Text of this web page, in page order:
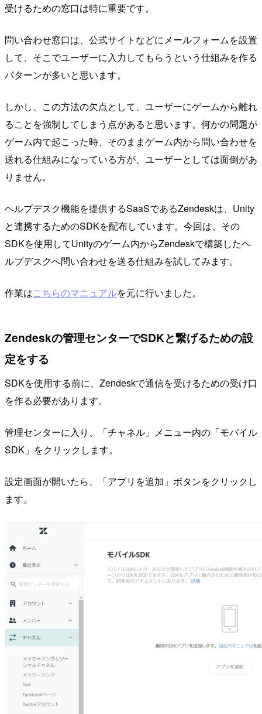
受けるための窓口は特に重要です。
問い合わせ窓口は、公式サイトなどにメールフォームを設置
して、そこでユーザーに入力してもらうという仕組みを作る
パターンが多いと思います。
しかし、この方法の欠点として、ユーザーにゲームから離れ
ることを強制してしまう点があると思います。何かの問題が
ゲーム内で起こった時、そのままゲーム内から問い合わせを
送れる仕組みになっている方が、ユーザーとしては面倒があ
りません。
ヘルプデスク機能を提供するSaaSであるZendeskは、Unity
と連携するためのSDKを配布しています。今回は、その
SDKを使用してUnityのゲーム内からZendeskで構築したヘ
ルプデスクへ問い合わせを送る仕組みを試してみます。
作業はこちらのマニュアルを元に行いました。
Zendeskの管理センターでSDKと繋げるための設
定をする
SDKを使用する前に、Zendeskで通信を受けるための受け口
を作る必要があります。
管理センターに入り、「チャネル」メニュー内の「モバイル
SDK」をクリックします。
設定画面が開いたら、「アプリを追加」ボタンをクリックし
ます。